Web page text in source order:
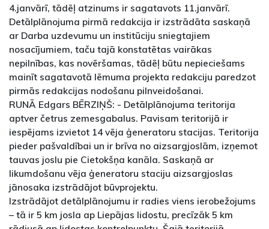
4.janvārī, tādēļ atzinums ir sagatavots 11.janvārī.
Detālplānojuma pirmā redakcija ir izstrādāta saskaņā
ar Darba uzdevumu un institūciju sniegtajiem
nosacījumiem, taču tajā konstatētas vairākas
nepilnības, kas novēršamas, tādēļ būtu nepieciešams
mainīt sagatavotā lēmuma projekta redakciju paredzot
pirmās redakcijas nodošanu pilnveidošanai.
RUNĀ Edgars BĒRZIŅŠ: - Detālplānojuma teritorija
aptver četrus zemesgabalus. Pavisam teritorijā ir
iespējams izvietot 14 vēja ģeneratoru stacijas. Teritorija
pieder pašvaldībai un ir brīva no aizsargjoslām, izņemot
tauvas joslu pie Cietokšņa kanāla. Saskaņā ar
likumdošanu vēja ģeneratoru staciju aizsargjoslas
jānosaka izstrādājot būvprojektu.
Izstrādājot detālplānojumu ir radies viens ierobežojums
– tā ir 5 km josla ap Liepājas lidostu, precīzāk 5 km